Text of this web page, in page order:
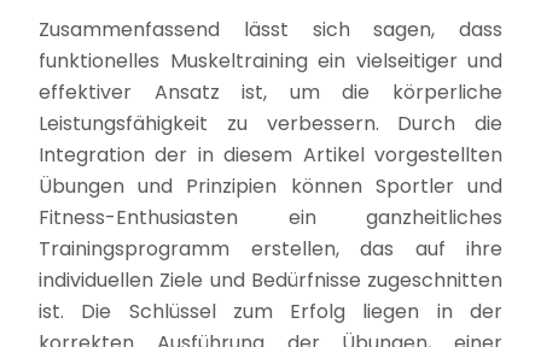
Zusammenfassend lässt sich sagen, dass
funktionelles Muskeltraining ein vielseitiger und
effektiver Ansatz ist, um die körperliche
Leistungsfähigkeit zu verbessern. Durch die
Integration der in diesem Artikel vorgestellten
Übungen und Prinzipien können Sportler und
Fitness-Enthusiasten ein ganzheitliches
Trainingsprogramm erstellen, das auf ihre
individuellen Ziele und Bedürfnisse zugeschnitten
ist. Die Schlüssel zum Erfolg liegen in der